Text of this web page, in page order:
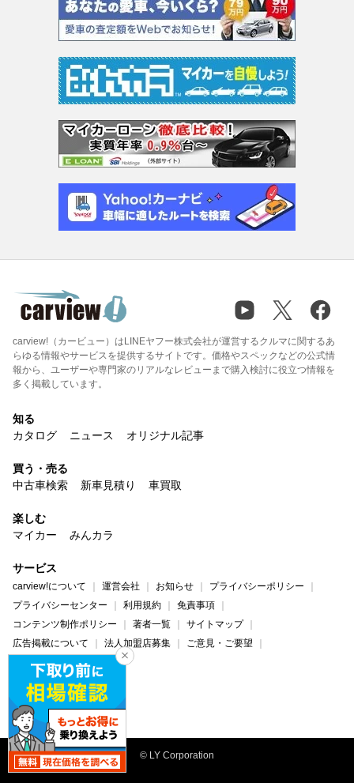
carview!（カービュー）はLINEヤフー株式会社が運営するクルマに関するあ
らゆる情報やサービスを提供するサイトです。価格やスペックなどの公式情
報から、ユーザーや専門家のリアルなレビューまで購入検討に役立つ情報を
多く掲載しています。
知る
カタログ
ニュース オリジナル記事
買う・売る
中古車検索
新車見積り 車買取
楽しむ
マイカー
みんカラ
サービス
carview!について 運営会社 お知らせ
プライバシーポリシー
プライバシーセンター
利用規約
免責事項
コンテンツ制作ポリシー
著者一覧
サイトマップ
広告掲載について
法人加盟店募集
ご意見・ご要望
ヘルプ・お問い合わせ
carview! Yahoo! JAPAN
© LY Corporation